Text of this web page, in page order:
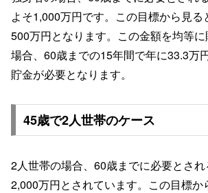
よそ1,000万円です。この目標から見る
500万円となります。この金額を均等
場合、60歳までの15年間で年に33.3万
貯金が必要となります。
45歳で2人世帯のケース
2人世帯の場合、60歳までに必要とさ
2,000万円とされています。この目標か